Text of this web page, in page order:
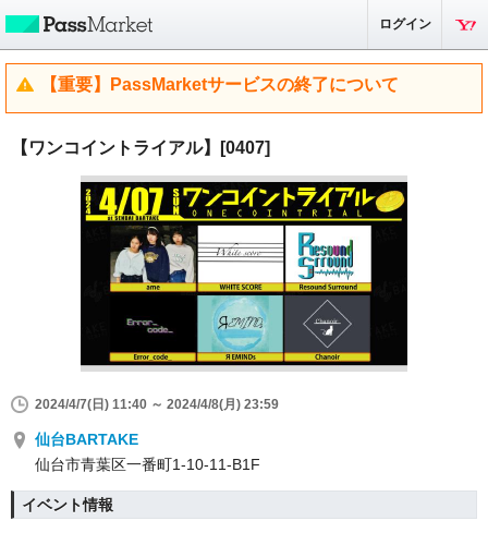
ログイン
【重要】PassMarketサービスの終了について
【ワンコイントライアル】[0407]
2024/4/7(日) 11:40 ～ 2024/4/8(月) 23:59
仙台BARTAKE
仙台市青葉区一番町1-10-11-B1F
イベント情報